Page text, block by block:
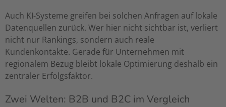
Auch KI-Systeme greifen bei solchen Anfragen auf lokale
Datenquellen zurück. Wer hier nicht sichtbar ist, verliert
nicht nur Rankings, sondern auch reale
Kundenkontakte. Gerade für Unternehmen mit
regionalem Bezug bleibt lokale Optimierung deshalb ein
zentraler Erfolgsfaktor.
Zwei Welten: B2B und B2C im Vergleich